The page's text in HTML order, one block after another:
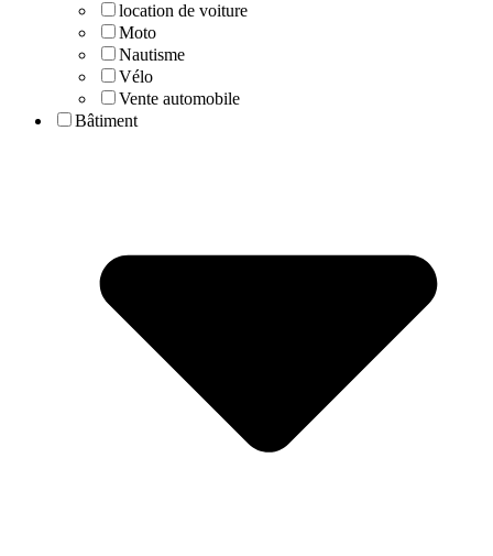
location de voiture
Moto
Nautisme
Vélo
Vente automobile
Bâtiment